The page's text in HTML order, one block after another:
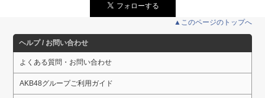
▲このページのトップへ
ヘルプ / お問い合わせ
よくある質問・お問い合わせ
AKB48グループご利用ガイド